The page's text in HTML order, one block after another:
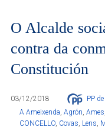
O Alcalde
contra da
Constitución
03/12/2018
PP
A Ameixenda, Agrón, Ames
CONCELLO, Covas, Lens,